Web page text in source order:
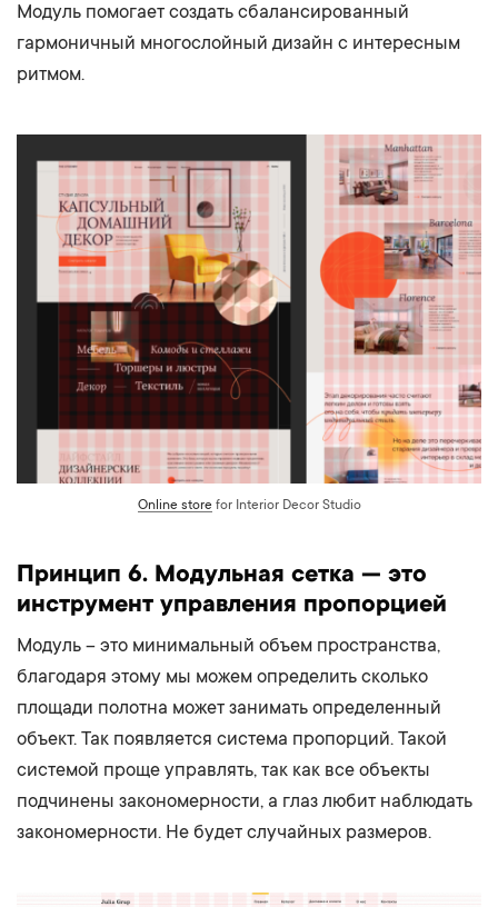
Модуль помогает создать сбалансированный
гармоничный многослойный дизайн с интересным
ритмом.
Online storefor Interior Decor Studio
Принцип 6. Модульная сетка — это
инструмент управления пропорцией
Модуль – это минимальный объем пространства,
благодаря этому мы можем определить сколько
площади полотна может занимать определенный
объект. Так появляется система пропорций. Такой
системой проще управлять, так как все объекты
подчинены закономерности, а глаз любит наблюдать
закономерности. Не будет случайных размеров.